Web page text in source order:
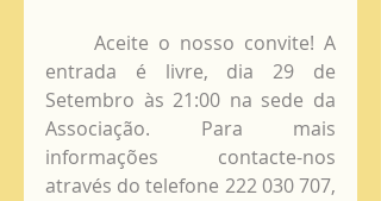
entrada é livre, dia 29 de
Setembro às 21:00 na sede da
Associação. Para mais
informações contacte-nos
através do telefone 222 030 707,